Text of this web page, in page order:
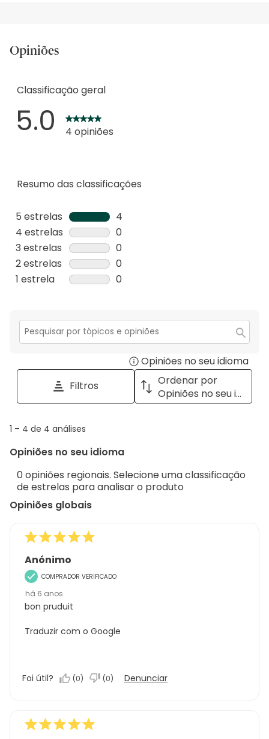
Opiniões
Resumo das classificações
5 estrelas estrelas
4
4
análises
com
5
4 estrelas estrelas
0
0
análise
com
3 estrelas estrelas
0
0
análise
estrelas.
2 estrelas estrelas
0
0
2
estrelas.
1 estrela estrelas
0
com
1
Classificação geral
5.0 4 opiniões
Secção
Opiniões no seu idioma
a
with
Filtros
Ordenar por
Opiniões no seu idioma
1
4
análises
1 – 4 de 4 análises
Opiniões no seu idioma
0 opiniões regionais. Selecione uma classificação
de estrelas para analisar o produto
Opiniões globais
Anónimo
COMPRADOR VERIFICADO
há 6 anos
bon pruduit
Traduzir com o Google
Foi útil? (0) (0) Denunciar